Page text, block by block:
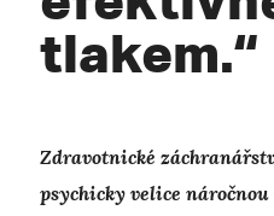
tlakem.“
Zdravotnické
psychicky velice